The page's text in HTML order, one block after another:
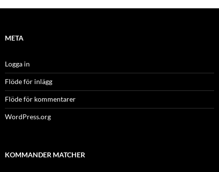
META
Logga in
Flöde för inlägg
Flöde för kommentarer
WordPress.org
KOMMANDER MATCHER